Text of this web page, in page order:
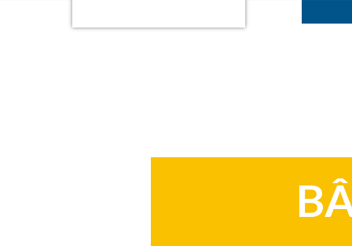
NAVIGATION